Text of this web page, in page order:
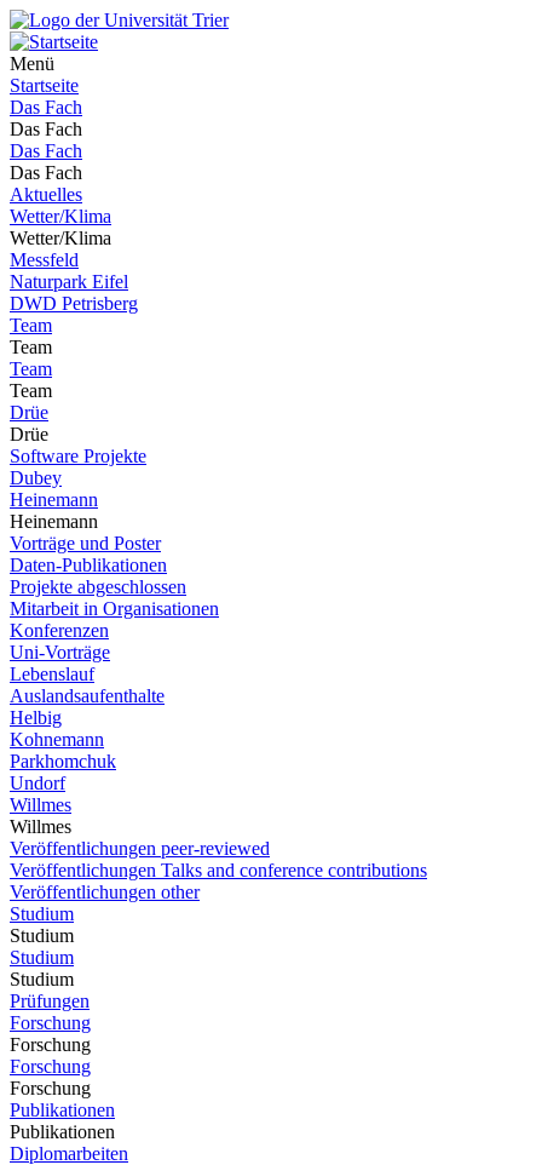
Menü
Startseite
Das Fach
Das Fach
Das Fach
Das Fach
Aktuelles
Wetter/Klima
Wetter/Klima
Messfeld
Naturpark Eifel
DWD Petrisberg
Team
Team
Team
Team
Drüe
Drüe
Software Projekte
Dubey
Heinemann
Heinemann
Vorträge und Poster
Daten-Publikationen
Projekte abgeschlossen
Mitarbeit in Organisationen
Konferenzen
Uni-Vorträge
Lebenslauf
Auslandsaufenthalte
Helbig
Kohnemann
Parkhomchuk
Undorf
Willmes
Willmes
Veröffentlichungen peer-reviewed
Veröffentlichungen Talks and conference contributions
Veröffentlichungen other
Studium
Studium
Studium
Studium
Prüfungen
Forschung
Forschung
Forschung
Forschung
Publikationen
Publikationen
Diplomarbeiten